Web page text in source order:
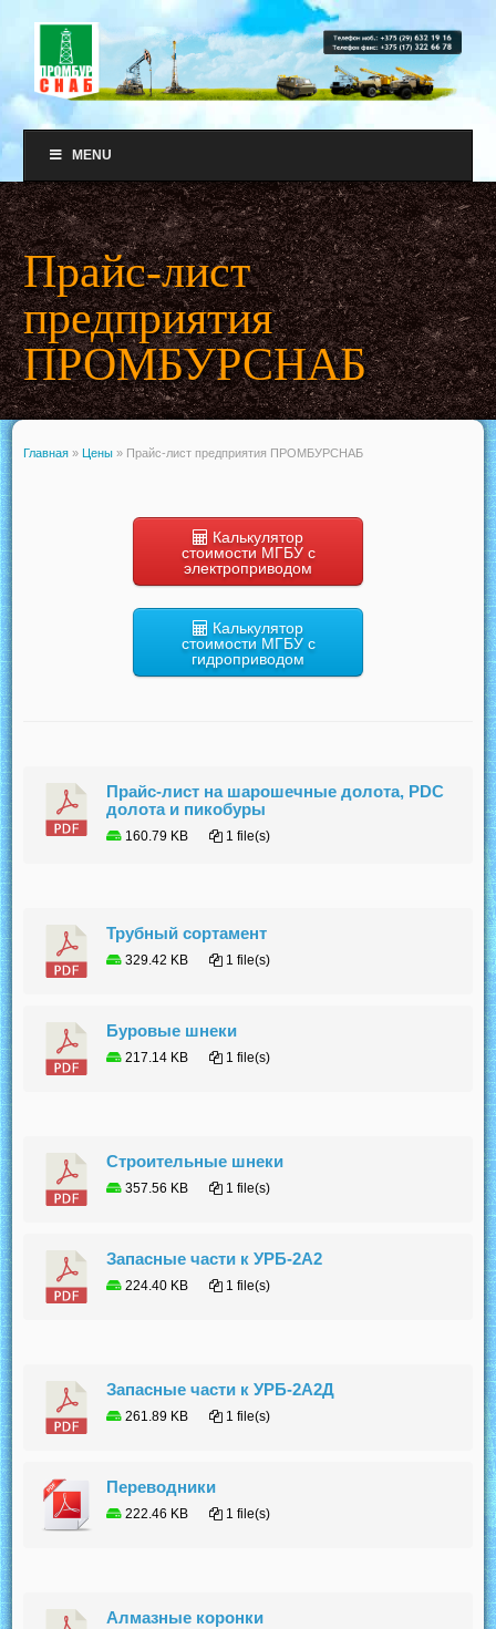
MENU
Прайс-лист
предприятия
ПРОМБУРСНАБ
Главная » Цены » Прайс-лист предприятия ПРОМБУРСНАБ
Калькулятор
стоимости МГБУ с
электроприводом
Калькулятор
стоимости МГБУ с
гидроприводом
Прайс-лист на шарошечные долота, PDC
долота и пикобуры
160.79 KB 1 file(s)
Трубный сортамент
329.42 KB 1 file(s)
Буровые шнеки
217.14 KB 1 file(s)
Строительные шнеки
357.56 KB 1 file(s)
Запасные части к УРБ-2А2
224.40 KB 1 file(s)
Запасные части к УРБ-2А2Д
261.89 KB 1 file(s)
Переводники
222.46 KB 1 file(s)
Алмазные коронки